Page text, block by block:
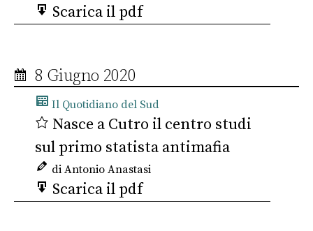
Scarica il pdf
8 Giugno 2020
Il Quotidiano del Sud
Nasce a Cutro il centro studi
sul primo statista antimafia
di Antonio Anastasi
Scarica il pdf